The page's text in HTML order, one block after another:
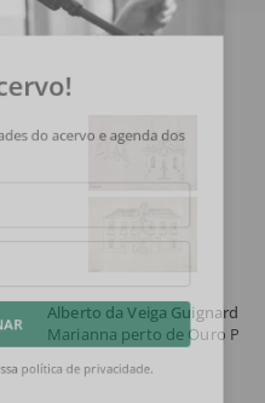
Alberto da Veiga Guignard
Marianna perto de Ouro
do acervo e agenda dos